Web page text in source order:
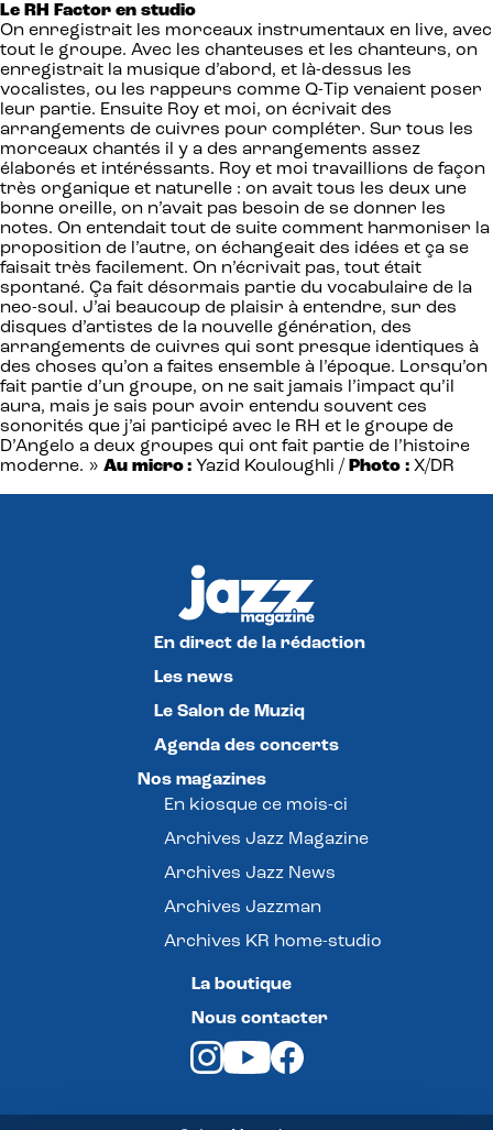
Le RH Factor en studio
On enregistrait les morceaux instrumentaux en live, avec
tout le groupe. Avec les chanteuses et les chanteurs, on
enregistrait la musique d’abord, et là-dessus les
vocalistes, ou les rappeurs comme Q-Tip venaient poser
leur partie. Ensuite Roy et moi, on écrivait des
arrangements de cuivres pour compléter. Sur tous les
morceaux chantés il y a des arrangements assez
élaborés et intéréssants. Roy et moi travaillions de façon
très organique et naturelle : on avait tous les deux une
bonne oreille, on n’avait pas besoin de se donner les
notes. On entendait tout de suite comment harmoniser la
proposition de l’autre, on échangeait des idées et ça se
faisait très facilement. On n’écrivait pas, tout était
spontané. Ça fait désormais partie du vocabulaire de la
neo-soul. J’ai beaucoup de plaisir à entendre, sur des
disques d’artistes de la nouvelle génération, des
arrangements de cuivres qui sont presque identiques à
des choses qu’on a faites ensemble à l’époque. Lorsqu’on
fait partie d’un groupe, on ne sait jamais l’impact qu’il
aura, mais je sais pour avoir entendu souvent ces
sonorités que j’ai participé avec le RH et le groupe de
D’Angelo a deux groupes qui ont fait partie de l’histoire
moderne. » Au micro : Yazid Kouloughli / Photo : X/DR
En direct de la rédaction
Les news
Le Salon de Muziq
Agenda des concerts
Nos magazines
En kiosque ce mois-ci
Archives Jazz Magazine
Archives Jazz News
Archives Jazzman
Archives KR home-studio
La boutique
Nous contacter